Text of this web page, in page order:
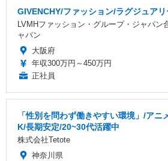
GIVENCHY/ファッション/ラグジュア
LVMHファッション・グループ・ジャパン
ャパン
大阪府
年収300万円～450万円
正社員
「性別を問わず働きやすい環境」/アニ
K/長期安定/20~30代活躍中
株式会社Tetote
神奈川県